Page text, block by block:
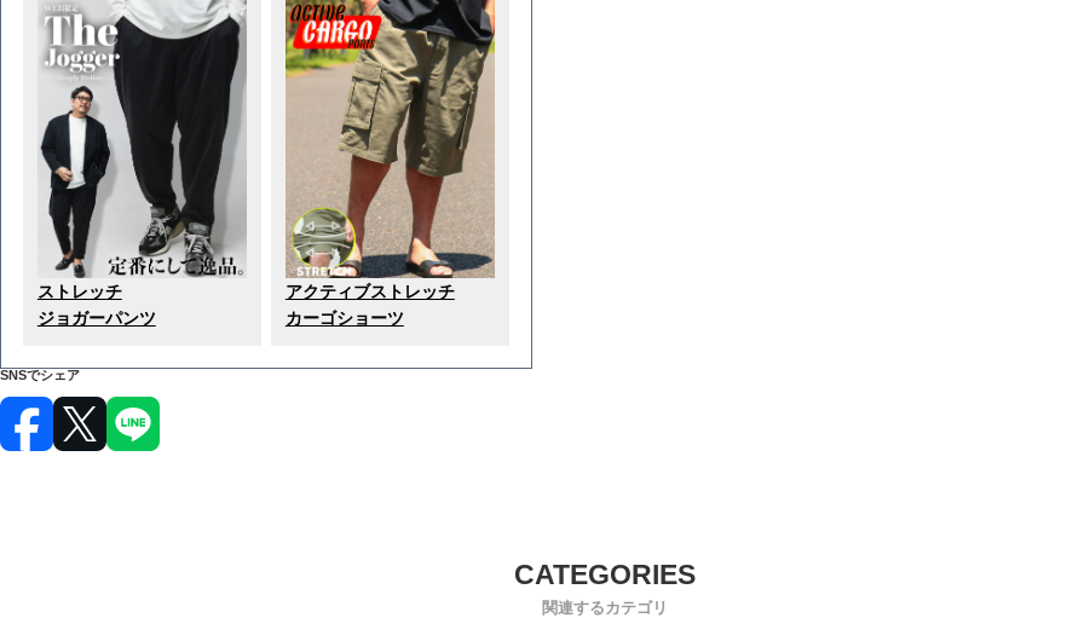
ストレッチ
ジョガーパンツ
アクティブストレッチ
カーゴショーツ
SNSでシェア
関連するカテゴリ